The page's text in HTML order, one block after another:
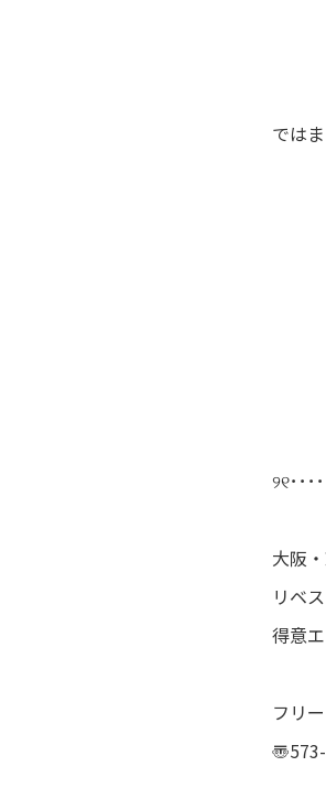
では
୨୧･･･
大阪
リベ
得意
フリ
〠